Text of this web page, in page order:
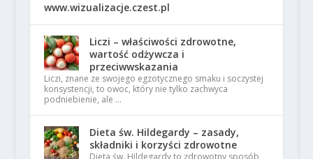
www.wizualizacje.czest.pl
Liczi – właściwości zdrowotne,
wartość odżywcza i
przeciwwskazania
Liczi, znane ze swojego egzotycznego smaku i soczystej
konsystencji, to owoc, który nie tylko zachwyca
podniebienie, ale …
Dieta św. Hildegardy – zasady,
składniki i korzyści zdrowotne
Dieta św. Hildegardy to zdrowotny sposób